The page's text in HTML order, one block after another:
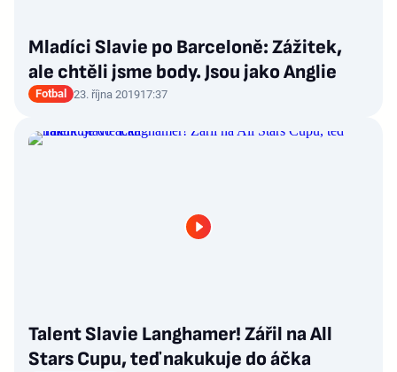
Mladíci Slavie po Barceloně: Zážitek,
ale chtěli jsme body. Jsou jako Anglie
Fotbal 23. října 201917:37
Talent Slavie Langhamer! Zářil na All
Stars Cupu, teď nakukuje do áčka